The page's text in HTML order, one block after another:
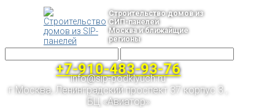
Строительство домов из
СИП-панелей
Москва и ближайщие
регионы
+7-910-483-93-76
info@sip-podklyuch.ru
г.Москва, Ленинградский проспект 37 корпус 3 ,
БЦ «Авиатор»